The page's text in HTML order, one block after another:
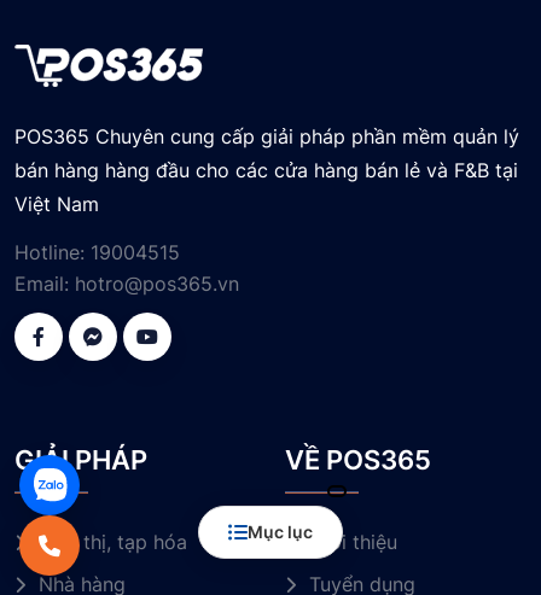
Mục lục
POS365 Chuyên cung cấp giải pháp phần mềm quản lý
bán hàng hàng đầu cho các cửa hàng bán lẻ và F&B tại
Việt Nam
Hotline: 19004515
Email: hotro@pos365.vn
GIẢI PHÁP
Siêu thị, tạp hóa
Nhà hàng
VỀ POS365
Giới thiệu
Tuyển dụng